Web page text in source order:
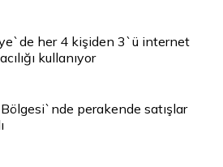
her 4 kişiden 3`ü internet
kullanıyor
perakende satışlar